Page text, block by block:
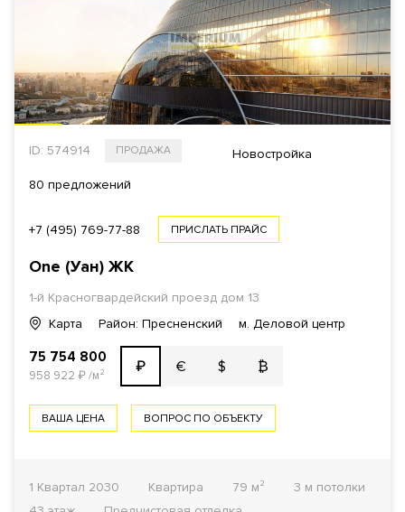
ID: 574914 ПРОДАЖА Новостройка
80 предложений
+7 (495) 769-77-88 ПРИСЛАТЬ ПРАЙС
One (Уан) ЖК
1-й Красногвардейский проезд дом 13
Карта
Район: Пресненский м. Деловой центр
75 754 800
958 922 ₽/м² ₽ € $ ₿
ВАША ЦЕНА ВОПРОС ПО ОБЪЕКТУ
1 Квартал 2030 Квартира 79 м²
3 м потолки